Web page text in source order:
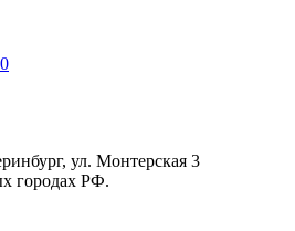
0
ул. Монтерская 3
городах РФ.